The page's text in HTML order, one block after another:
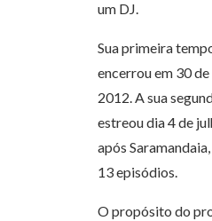
um DJ.
Sua primeira
encerrou em 30
2012. A sua
estreou dia 4 de
após
13 episódios.
O propósito do